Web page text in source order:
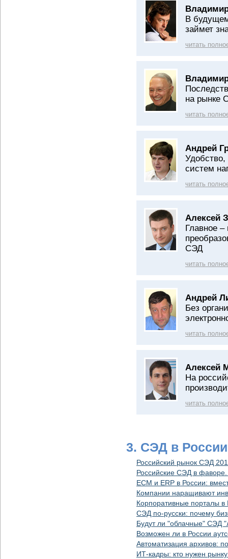
В
займет
читать
на рынке
читать
Андрей
систем
читать
Алексей
Главное –
СЭД
читать
Андрей
Без
читать
Алексей
На
читать
3. СЭД в
Российский рынок СЭД
Российские СЭД в
ECM и ERP в России:
Компании наращивают
Корпоративные порталы в
СЭД по-русски: почему
Будут ли "облачные" СЭД
Возможен ли в России
Автоматизация архивов:
ИТ-кадры: кто нужен